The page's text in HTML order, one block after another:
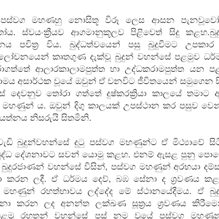
පද පෙළ
පද පෙළ
පෙළ
පස්වග මහණහු නොසිතූ විරූ ලෙස ආසන
ස්වයංක්‍රීයව ආගමානුකූලව පිළිවෙත් සිදු
පවිත්‍ර විය. බුද්ධත්වයෙන් පසු බුදුවීමට
කෘතගුණ දැක්වූ බුදුන් වහන්සේ පළමුව
ආලාරකාලාමපුත්ත හා උද්ධකරාමපුත්ත යන
අසාර්ථක වූයේ ඔවුන් ඒ වනවිට ජීවිතයෙන් සමුගෙන
දෙවනුව තෝරා ගත්තේ දුෂ්කරක්‍රියා කාලයේ තමාට
මහණුන් ය. ඔවුන් දිගු කාලයක් උපස්ථාන කර පසුව
නිසරුයි සිතමිනි.
බුදුන්වහන්සේ දුටු පස්වග මහණුන්ට ඒ මිථ්‍යාවේ
දේශනාවට සවන් යොමු කළහ. එනම් ඇසළ පුනු
බුදුරජාණන් වහන්සේ විසින්, පස්වග මහණුන් අරභයා
කරන ලදී. ඒ ධර්මය දෙව්, බඹ සේනා ද ශ්‍රවණය
රහත්භාවය ලද්දේද මේ ස්ථානයේදීමය. ඒ
කරන ලද අනන්ත ලක්ඛණ සූත්‍රය ශ්‍රවණය
රහතන් වහන්සේ පස් නම වූයේ පස්වග